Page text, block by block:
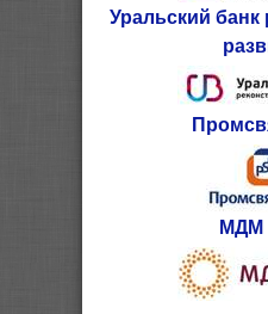
Уральский банк
МДМ